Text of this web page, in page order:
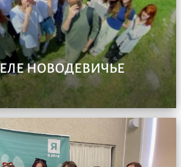
НОВОДЕВИЧЬЕ
Студенты кафедры